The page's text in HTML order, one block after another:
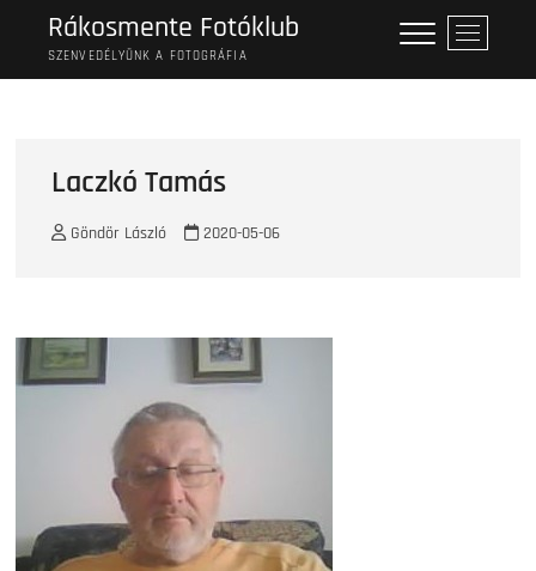
content
Rákosmente Fotóklub
SZENVEDÉLYÜNK A FOTOGRÁFIA
M
e
n
Laczkó Tamás
Göndör László 2020-05-06